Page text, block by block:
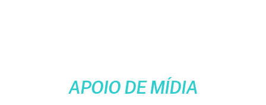
APOIO DE MÍDIA